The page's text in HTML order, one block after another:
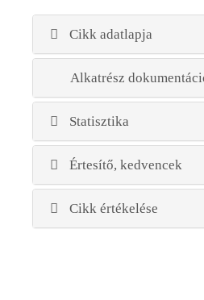
Cikk adatlapja
Alkatrész
Statisztika
Értesítő, kedvencek
Cikk értékelése